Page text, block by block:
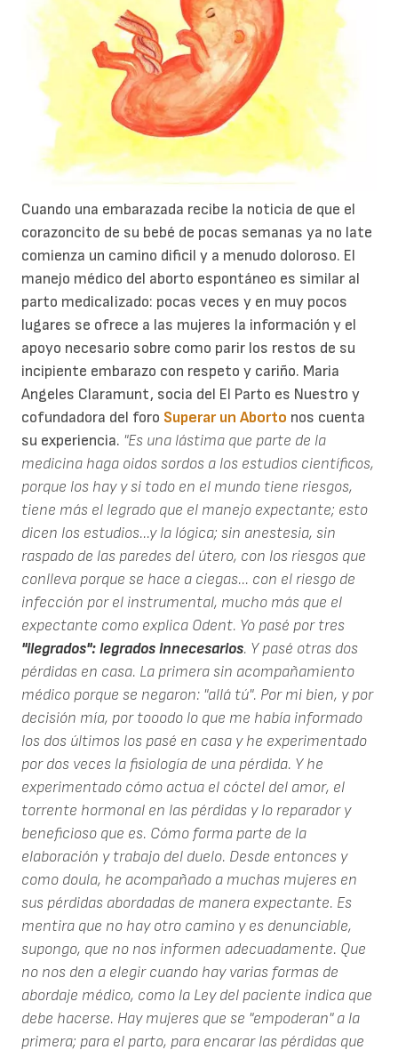
Cuando una embarazada recibe la noticia de que el
corazoncito de su bebé de pocas semanas ya no late
comienza un camino dificil y a menudo doloroso. El
manejo médico del aborto espontáneo es similar al
parto medicalizado: pocas veces y en muy pocos
lugares se ofrece a las mujeres la información y el
apoyo necesario sobre como parir los restos de su
incipiente embarazo con respeto y cariño. Maria
Angeles Claramunt, socia del El Parto es Nuestro y
cofundadora del foro Superar un Aborto nos cuenta
su experiencia. "Es una lástima que parte de la
medicina haga oidos sordos a los estudios científicos,
porque los hay y si todo en el mundo tiene riesgos,
tiene más el legrado que el manejo expectante; esto
dicen los estudios...y la lógica; sin anestesia, sin
raspado de las paredes del útero, con los riesgos que
conlleva porque se hace a ciegas... con el riesgo de
infección por el instrumental, mucho más que el
expectante como explica Odent. Yo pasé por tres
"ilegrados": legrados innecesarios. Y pasé otras dos
pérdidas en casa. La primera sin acompañamiento
médico porque se negaron: "allá tú". Por mi bien, y por
decisión mía, por tooodo lo que me había informado
los dos últimos los pasé en casa y he experimentado
por dos veces la fisiología de una pérdida. Y he
experimentado cómo actua el cóctel del amor, el
torrente hormonal en las pérdidas y lo reparador y
beneficioso que es. Cómo forma parte de la
elaboración y trabajo del duelo. Desde entonces y
como doula, he acompañado a muchas mujeres en
sus pérdidas abordadas de manera expectante. Es
mentira que no hay otro camino y es denunciable,
supongo, que no nos informen adecuadamente. Que
no nos den a elegir cuando hay varias formas de
abordaje médico, como la Ley del paciente indica que
debe hacerse. Hay mujeres que se "empoderan" a la
primera; para el parto, para encarar las pérdidas que